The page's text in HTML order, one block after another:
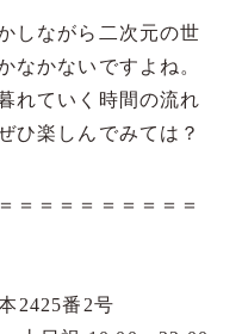
しながら二次元の世
なかないですよね。
れていく時間の流れ
ひ楽しんでみては？
＝＝＝＝＝＝＝＝＝
2425番2号